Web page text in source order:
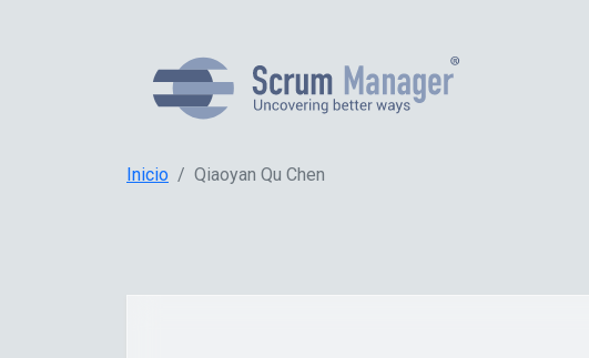
Inicio Qiaoyan Qu Chen